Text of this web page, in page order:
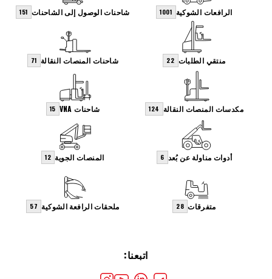
اتبعنا:
الرافعات الشوكية 1001 شاحنات الوصول إلى الشاحنات 151
منتقي الطلبات 22 شاحنات المنصات النقالة 71
مكدسات المنصات النقالة 124 شاحنات VNA 15
أدوات مناولة عن بُعد 6 المنصات الجوية 12
متفرقات 28 ملحقات الرافعة الشوكية 57